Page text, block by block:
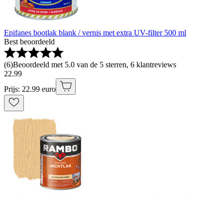
Epifanes bootlak blank / vernis met extra UV-filter 500 ml
Best beoordeeld
(6)Beoordeeld met 5.0 van de 5 sterren, 6 klantreviews
22.99
Prijs: 22.99 euro